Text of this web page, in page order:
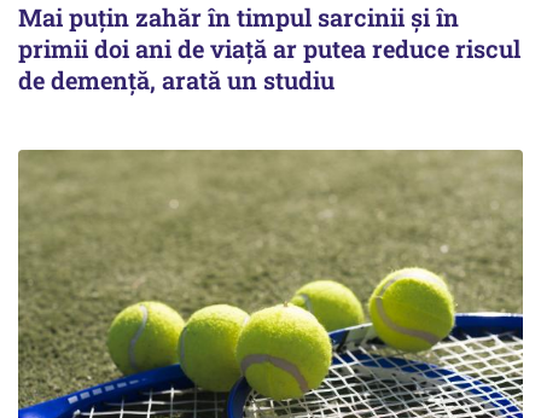
Mai puțin zahăr în timpul sarcinii și în
primii doi ani de viață ar putea reduce riscul
de demență, arată un studiu